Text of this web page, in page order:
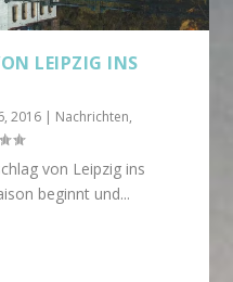
LEIPZIG INS
2016 | Nachrichten,
von Leipzig ins
beginnt und...